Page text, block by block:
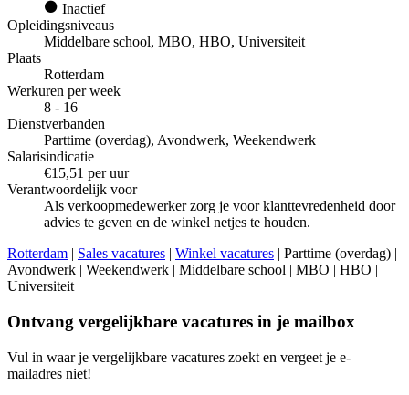
Inactief
Opleidingsniveaus
Middelbare school, MBO, HBO, Universiteit
Plaats
Rotterdam
Werkuren per week
8 - 16
Dienstverbanden
Parttime (overdag), Avondwerk, Weekendwerk
Salarisindicatie
€15,51 per uur
Verantwoordelijk voor
Als verkoopmedewerker zorg je voor klanttevredenheid door
advies te geven en de winkel netjes te houden.
Rotterdam | Sales vacatures | Winkel vacatures | Parttime (overdag) |
Avondwerk | Weekendwerk | Middelbare school | MBO | HBO |
Universiteit
Ontvang vergelijkbare vacatures in je mailbox
Vul in waar je vergelijkbare vacatures zoekt en vergeet je e-
mailadres niet!